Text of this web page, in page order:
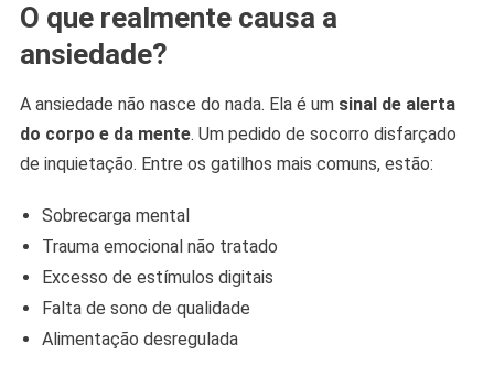
O que realmente causa a
ansiedade?
A ansiedade não nasce do nada. Ela é um sinal de alerta
do corpo e da mente. Um pedido de socorro disfarçado
de inquietação. Entre os gatilhos mais comuns, estão:
Sobrecarga mental
Trauma emocional não tratado
Excesso de estímulos digitais
Falta de sono de qualidade
Alimentação desregulada